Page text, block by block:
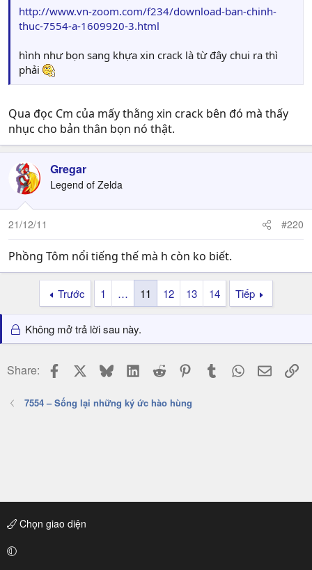
http://www.vn-zoom.com/f234/download-ban-chinh-
thuc-7554-a-1609920-3.html
hình như bọn sang khựa xin crack là từ đây chui ra thì
phải
Qua đọc Cm của mấy thằng xin crack bên đó mà thấy
nhục cho bản thân bọn nó thật.
Gregar
Legend of Zelda
21/12/11 #220
Phồng Tôm nổi tiếng thế mà h còn ko biết.
Trước 1 … 11 12 13 14 Tiếp
Không mở trả lời sau này.
Share: Facebook BlueskyLinkedIn
Reddit PinterestTumblr WhatsApp
Email
7554 – Sống lại những ký ức hào hùng
Chọn giao diện